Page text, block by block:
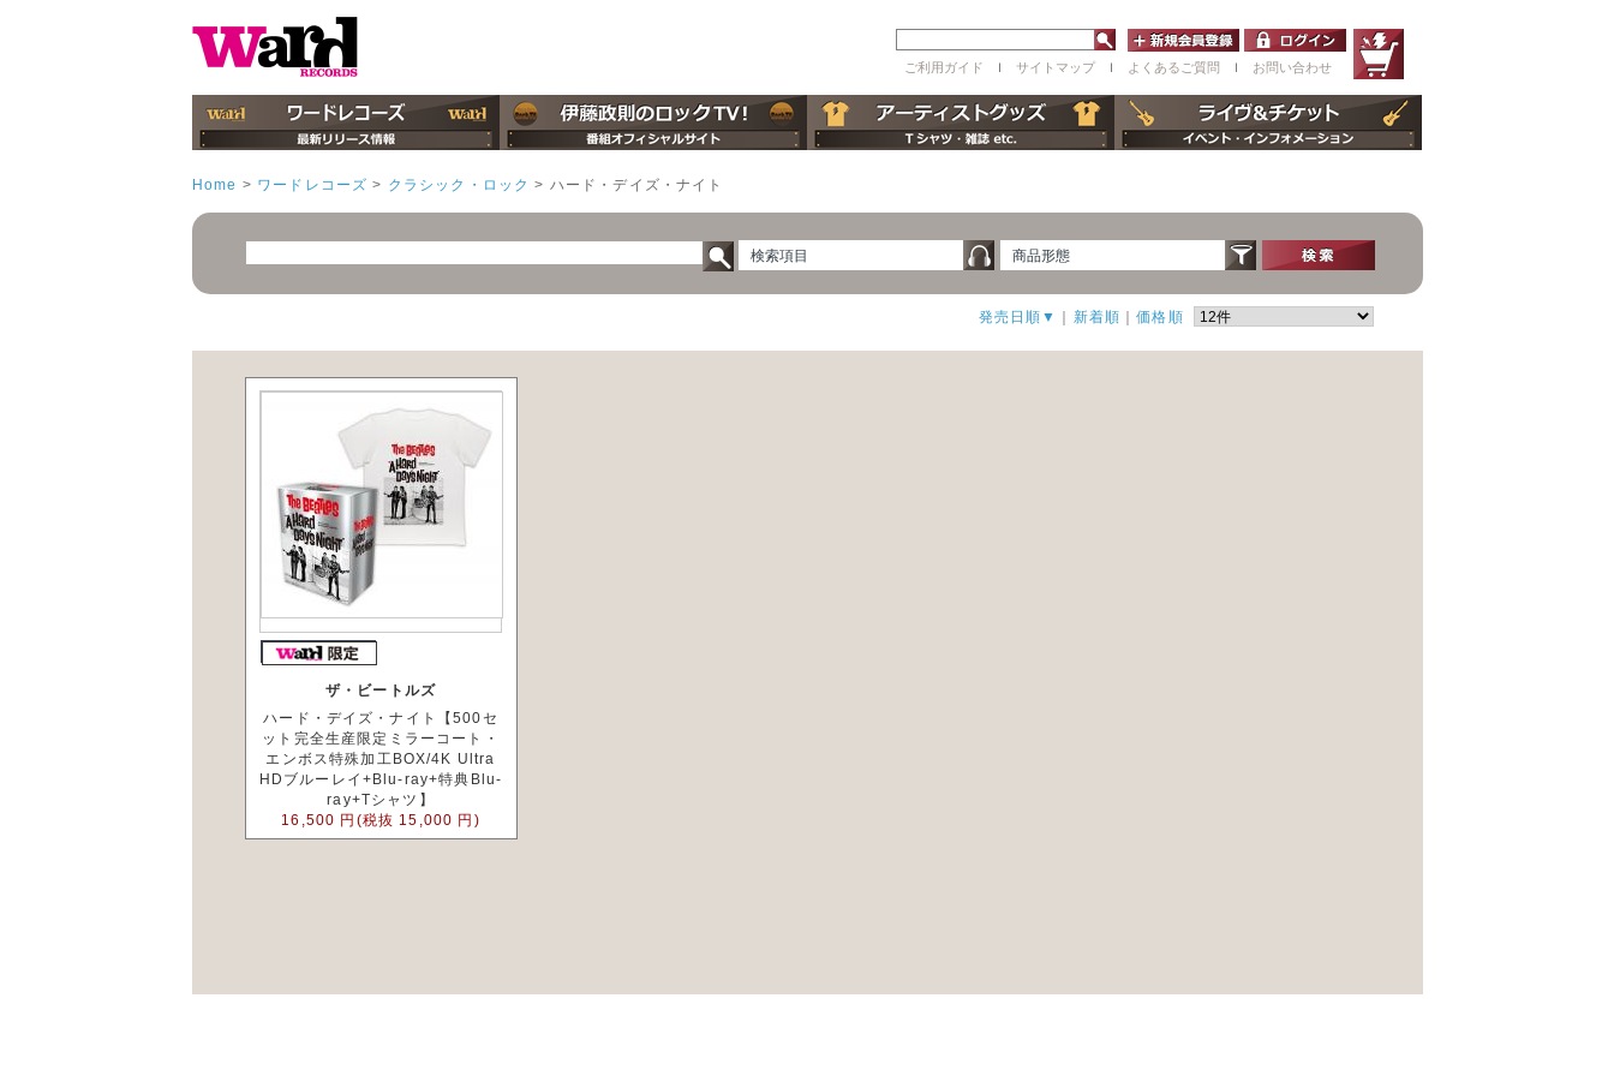
ご利用ガイド ｌ サイトマップ ｌ よくあるご質問 ｌ お問い合わせ
Home > ワードレコーズ > クラシック・ロック > ハード・デイズ・ナイト
検索項目 商品形態
発売日順▼ ｜ 新着順 ｜価格順
ザ・ビートルズ
ハード・デイズ・ナイト【500セ
ット完全生産限定ミラーコート・
エンボス特殊加工BOX/4K Ultra
HDブルーレイ+Blu-ray+特典Blu-
ray+Tシャツ】
16,500 円(税抜 15,000 円)